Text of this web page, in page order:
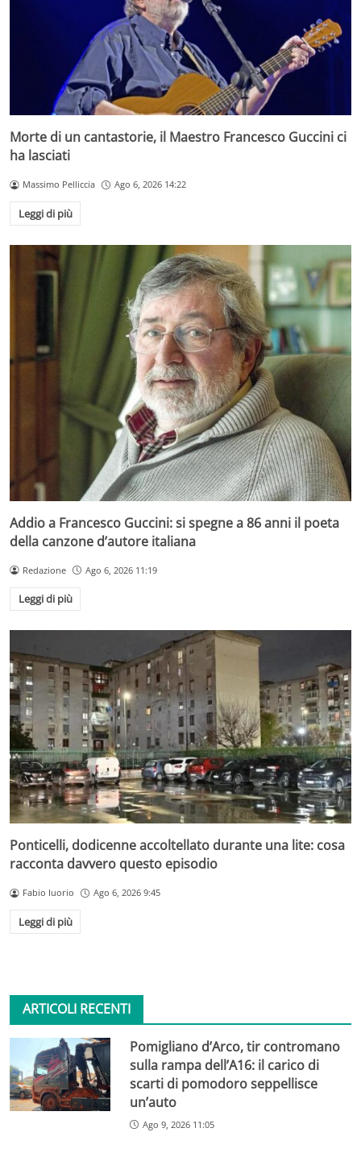
Morte di un cantastorie, il Maestro Francesco Guccini ci
ha lasciati
Massimo Pelliccia Ago 6, 2026 14:22
Leggi di più
Addio a Francesco Guccini: si spegne a 86 anni il poeta
della canzone d’autore italiana
Redazione Ago 6, 2026 11:19
Leggi di più
Ponticelli, dodicenne accoltellato durante una lite: cosa
racconta davvero questo episodio
Fabio Iuorio Ago 6, 2026 9:45
Leggi di più
ARTICOLI RECENTI
Pomigliano d’Arco, tir contromano
sulla rampa dell’A16: il carico di
scarti di pomodoro seppellisce
un’auto
Ago 9, 2026 11:05